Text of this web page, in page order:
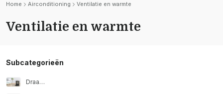
Home Airconditioning Ventilatie en warmte
Ventilatie en warmte
Subcategorieën
Draagbare verwarming